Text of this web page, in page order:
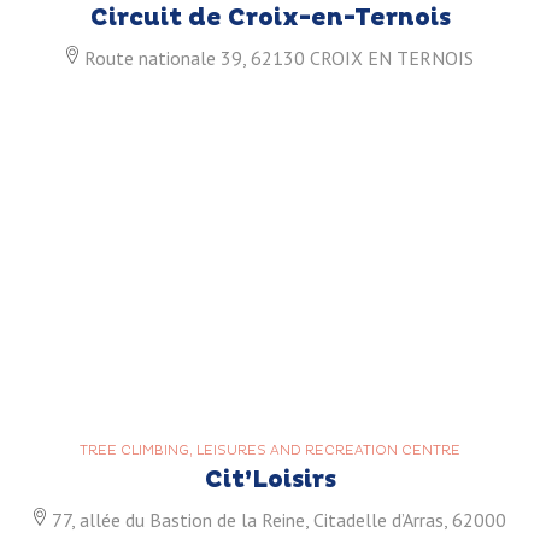
Circuit de Croix-en-Ternois
Route nationale 39, 62130 CROIX EN TERNOIS
TREE CLIMBING, LEISURES AND RECREATION CENTRE
Cit’Loisirs
77, allée du Bastion de la Reine, Citadelle d’Arras, 62000